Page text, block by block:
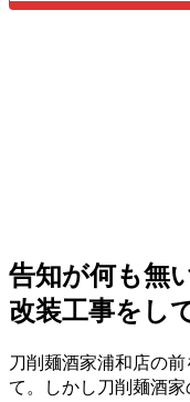
告知が何も無
改装工事をし
刀削麺酒家浦和店の
て。しかし刀削麺酒